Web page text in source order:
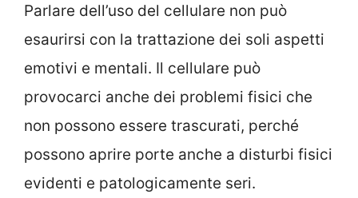
Parlare dell’uso del cellulare non può
esaurirsi con la trattazione dei soli aspetti
emotivi e mentali. Il cellulare può
provocarci anche dei problemi fisici che
non possono essere trascurati, perché
possono aprire porte anche a disturbi fisici
evidenti e patologicamente seri.